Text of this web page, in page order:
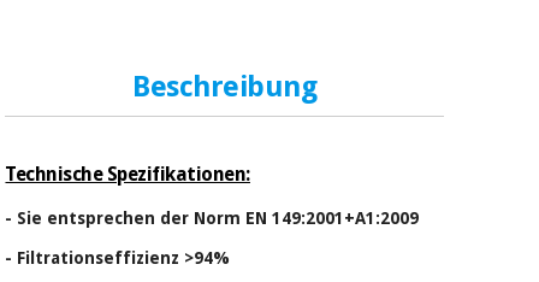
und
Veterinärmedizin
fitness
pilates
Beschreibung
Technische Spezifikationen:
- Sie entsprechen der Norm EN 149:2001+A1:2009
- Filtrationseffizienz >94%